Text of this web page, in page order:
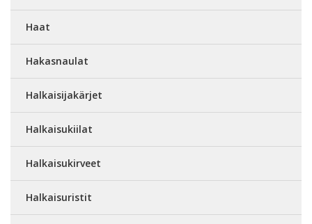
Haat
Hakasnaulat
Halkaisijakärjet
Halkaisukiilat
Halkaisukirveet
Halkaisuristit